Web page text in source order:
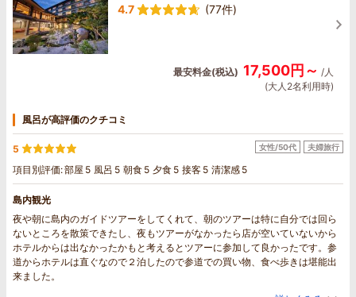
4.7
(77件)
最安料金(税込) 17,500円～ /人
(大人2名利用時)
風呂が高評価のクチコミ
5
項目別評価:部屋 5 風呂 5 朝食 5 夕食 5 接客 5 清潔感 5
女性/50代 夫婦旅行
島内観光
夜や朝に島内のガイドツアーをしてくれて、朝のツアーは特に自分では回ら
ないところを散策できたし、夜もツアーがなかったら店が空いていないから
ホテルからは出なかったかもと考えるとツアーに参加して良かったです。参
道からホテルは直ぐなので２泊したので参道での買い物、食べ歩きは堪能出
来ました。